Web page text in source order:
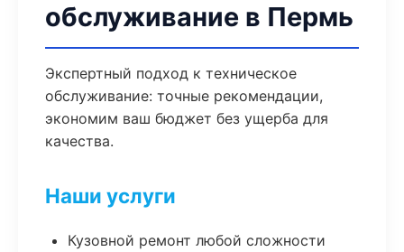
обслуживание в Пермь
Экспертный подход к техническое
обслуживание: точные рекомендации,
экономим ваш бюджет без ущерба для
качества.
Наши услуги
Кузовной ремонт любой сложности